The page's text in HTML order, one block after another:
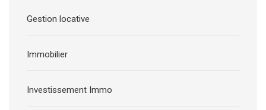
Gestion locative
Immobilier
Investissement Immo